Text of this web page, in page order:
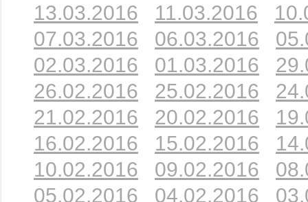
13.03.2016
11.03.2016
07.03.2016
06.03.2016
02.03.2016
01.03.2016
26.02.2016
25.02.2016
21.02.2016
20.02.2016
16.02.2016
15.02.2016
10.02.2016
09.02.2016
05.02.2016
04.02.2016